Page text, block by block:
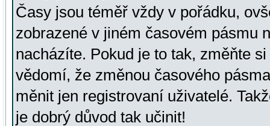
Časy jsou téměř vždy v pořádku,
zobrazené v jiném časovém pásmu
nacházíte. Pokud je to tak, změňte
vědomí, že změnou časového
měnit jen registrovaní uživatelé.
je dobrý důvod tak učinit!